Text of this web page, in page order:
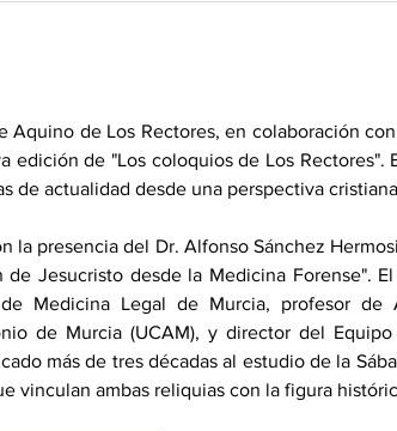
Aquino de Los Rectores, en colaboración
edición de "Los coloquios de Los Rectores".
de actualidad desde una perspectiva
la presencia del Dr. Alfonso Sánchez
de Jesucristo desde la Medicina Forense".
Medicina Legal de Murcia, profesor de
de Murcia (UCAM), y director del
más de tres décadas al estudio de la
vinculan ambas reliquias con la figura